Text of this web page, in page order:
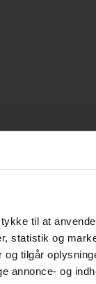
til at
statistik og
tilgår
annonce- og